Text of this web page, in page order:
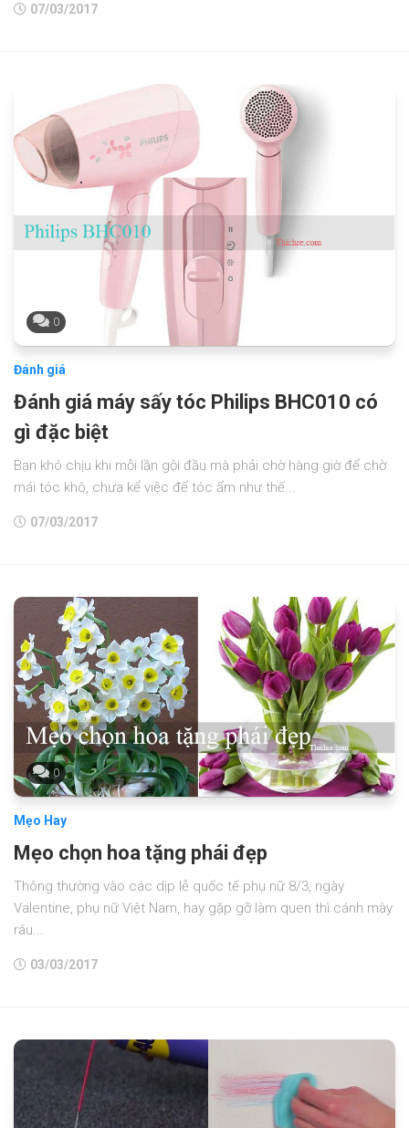
07/03/2017
0
Đánh giá
Đánh giá máy sấy tóc Philips BHC010 có
gì đặc biệt
Bạn khó chịu khi mỗi lần gội đầu mà phải chờ hàng giờ để chờ
mái tóc khô, chưa kể việc để tóc ẩm như thế...
07/03/2017
0
Mẹo Hay
Mẹo chọn hoa tặng phái đẹp
Thông thường vào các dịp lễ quốc tế phụ nữ 8/3, ngày
Valentine, phụ nữ Việt Nam, hay gặp gỡ làm quen thì cánh mày
râu...
03/03/2017